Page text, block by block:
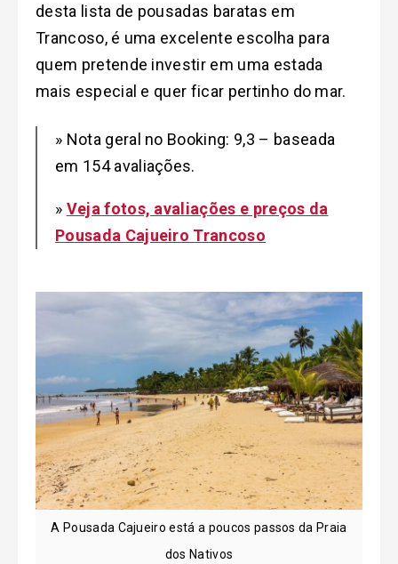
desta lista de pousadas baratas em
Trancoso, é uma excelente escolha para
quem pretende investir em uma estada
mais especial e quer ficar pertinho do mar.
» Nota geral no Booking: 9,3 – baseada
em 154 avaliações.
» Veja fotos, avaliações e preços da
Pousada Cajueiro Trancoso
A Pousada Cajueiro está a poucos passos da Praia
dos Nativos